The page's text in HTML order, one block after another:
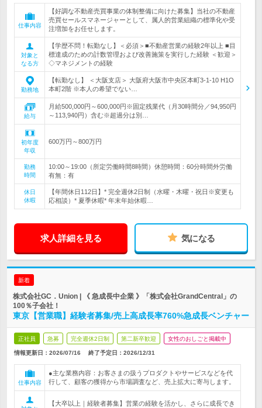
仕事内容
【好調な不動産売買事業の体制整備に向けた募集】当社の不動産
売買セールスマネージャーとして、属人的営業組織の標準化や受
注増加をお任せします。
対象と
なる方
【学歴不問！転勤なし】＜必須＞■不動産営業の経験2年以上 ■目
標達成のための計数管理および改善施策を実行した経験 ＜歓迎＞
◇マネジメントの経験
勤務地
【転勤なし】 ＜大阪支店＞ 大阪府大阪市中央区本町3-1-10 H1O
本町2階 ※本人の希望でない…
給与
月給500,000円～600,000円※固定残業代（月30時間分／94,950円
～113,940円）含む※超過分は別…
初年度
年収
600万円～800万円
勤務
時間
10:00～19:00（所定労働時間8時間）休憩時間：60分時間外労働
有無：有
休日
休暇
【年間休日112日】* 完全週休2日制（水曜・木曜・祝日※変更も
応相談）* 夏季休暇* 年末年始休暇…
求人詳細を見る 気になる
新着
株式会社GC．Union | 《 急成長中企業 》「株式会社GrandCentral」の
100％子会社！
東京【営業職】経験者募集/売上高成長率760%急成長ベンチャー
正社員 急募 完全週休2日制 第二新卒歓迎 女性のおしごと掲載中
情報更新日：2026/07/16 終了予定日： 2026/12/31
仕事内容
●主な業務内容：お客さまの扱うプロダクトやサービスなどを代
行して、顧客の獲得から市場調査など、売上拡大に寄与します。
【大卒以上｜経験者募集】営業の経験を活かし、さらに成長でき